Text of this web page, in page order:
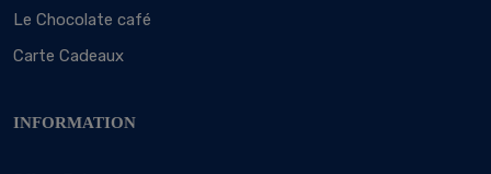
Le Chocolate café
Carte Cadeaux
INFORMATION